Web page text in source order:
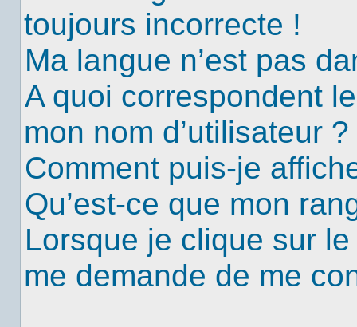
toujours incorrecte !
Ma langue n’est pas
A quoi correspondent
mon nom d’utilisateur ?
Comment puis-je
Qu’est-ce que mon
Lorsque je clique sur
me demande de me